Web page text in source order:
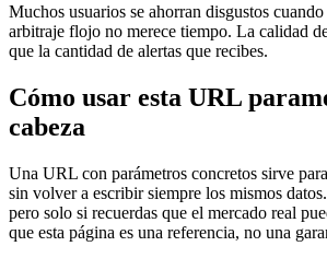
Muchos usuarios se ahorran disgustos
arbitraje flojo no merece tiempo. La calidad
que la cantidad de alertas que recibes.
Cómo usar esta URL
cabeza
Una URL con parámetros concretos sirve
sin volver a escribir siempre los mismos
pero solo si recuerdas que el mercado real
que esta página es una referencia, no una